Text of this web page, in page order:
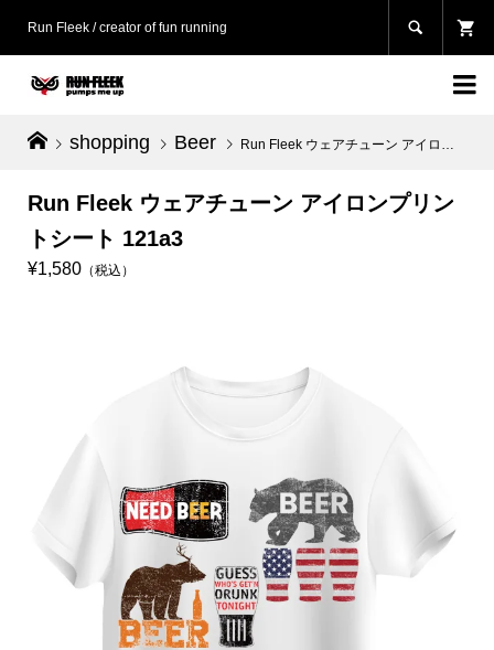
Run Fleek / creator of fun running 

shopping Beer Run Fleek ウェアチューン アイロンプリントシート 121a3
Run Fleek ウェアチューン アイロンプリン
トシート 121a3
¥1,580（税込）